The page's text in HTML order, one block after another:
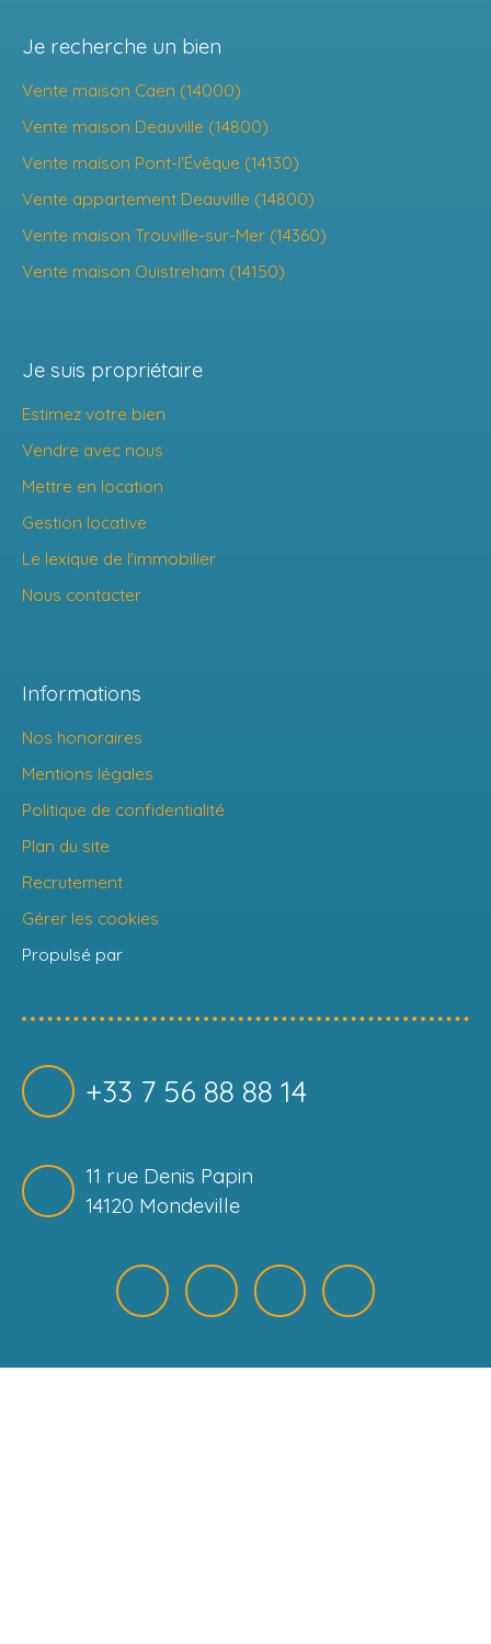
Je recherche un bien
Vente maison Caen (14000)
Vente maison Deauville (14800)
Vente maison Pont-l'Évêque (14130)
Vente appartement Deauville (14800)
Vente maison Trouville-sur-Mer (14360)
Vente maison Ouistreham (14150)
Je suis propriétaire
Estimez votre bien
Vendre avec nous
Mettre en location
Gestion locative
Le lexique de l'immobilier
Nous contacter
Informations
Nos honoraires
Mentions légales
Politique de confidentialité
Plan du site
Recrutement
Gérer les cookies
Propulsé par
+33 7 56 88 88 14
11 rue Denis Papin
14120 Mondeville